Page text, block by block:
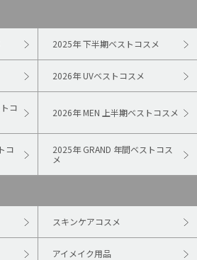
2025年 下半期ベストコスメ
2026年 UVベストコスメ
コ
2026年 MEN 上半期ベストコスメ
コ
2025年 GRAND 年間ベストコス
メ
スキンケアコスメ
アイメイク用品